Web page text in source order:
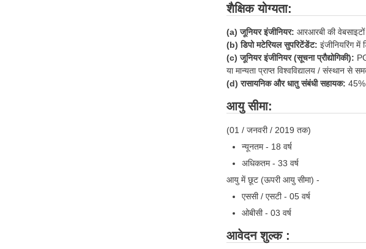
शैक्षिक योग्यता:
(a) जूनियर इंजीनियर: आरआरबी की वेबसाइटों
(b) डिपो मटेरियल सुपरिटेंडेंट: इंजीनियरिंग में
(c) जूनियर इंजीनियर (सूचना प्रौद्योगिकी):
या मान्यता प्राप्त विश्वविद्यालय / संस्थान से
(d) रासायनिक और धातु संबंधी सहायक: 45%
आयु सीमा:
(01 / जनवरी / 2019 तक)
न्यूनतम - 18 वर्ष
अधिकतम - 33 वर्ष
आयु में छूट (ऊपरी आयु सीमा) -
एससी / एसटी - 05 वर्ष
ओबीसी - 03 वर्ष
आवेदन शुल्क :